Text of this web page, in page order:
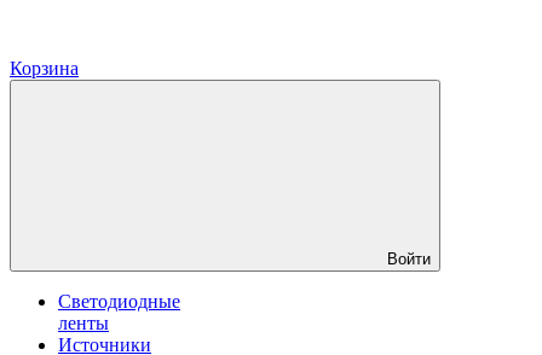
Корзина
Войти
Светодиодные
ленты
Источники